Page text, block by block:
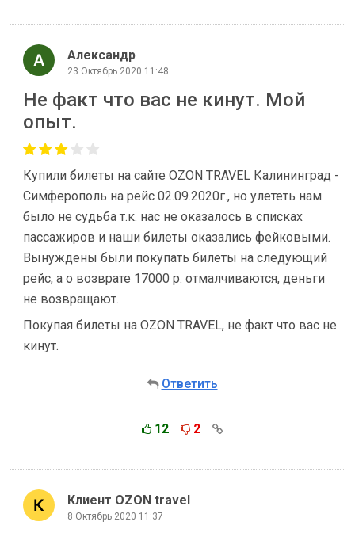
Александр
23 Октябрь 2020 11:48
Не факт что вас не кинут. Мой
опыт.
Купили билеты на сайте OZON TRAVEL Калининград -
Симферополь на рейс 02.09.2020г., но улететь нам
было не судьба т.к. нас не оказалось в списках
пассажиров и наши билеты оказались фейковыми.
Вынуждены были покупать билеты на следующий
рейс, а о возврате 17000 р. отмалчиваются, деньги
не возвращают.
Покупая билеты на OZON TRAVEL, не факт что вас не
кинут.
Ответить
12 2
Клиент OZON travel
8 Октябрь 2020 11:37